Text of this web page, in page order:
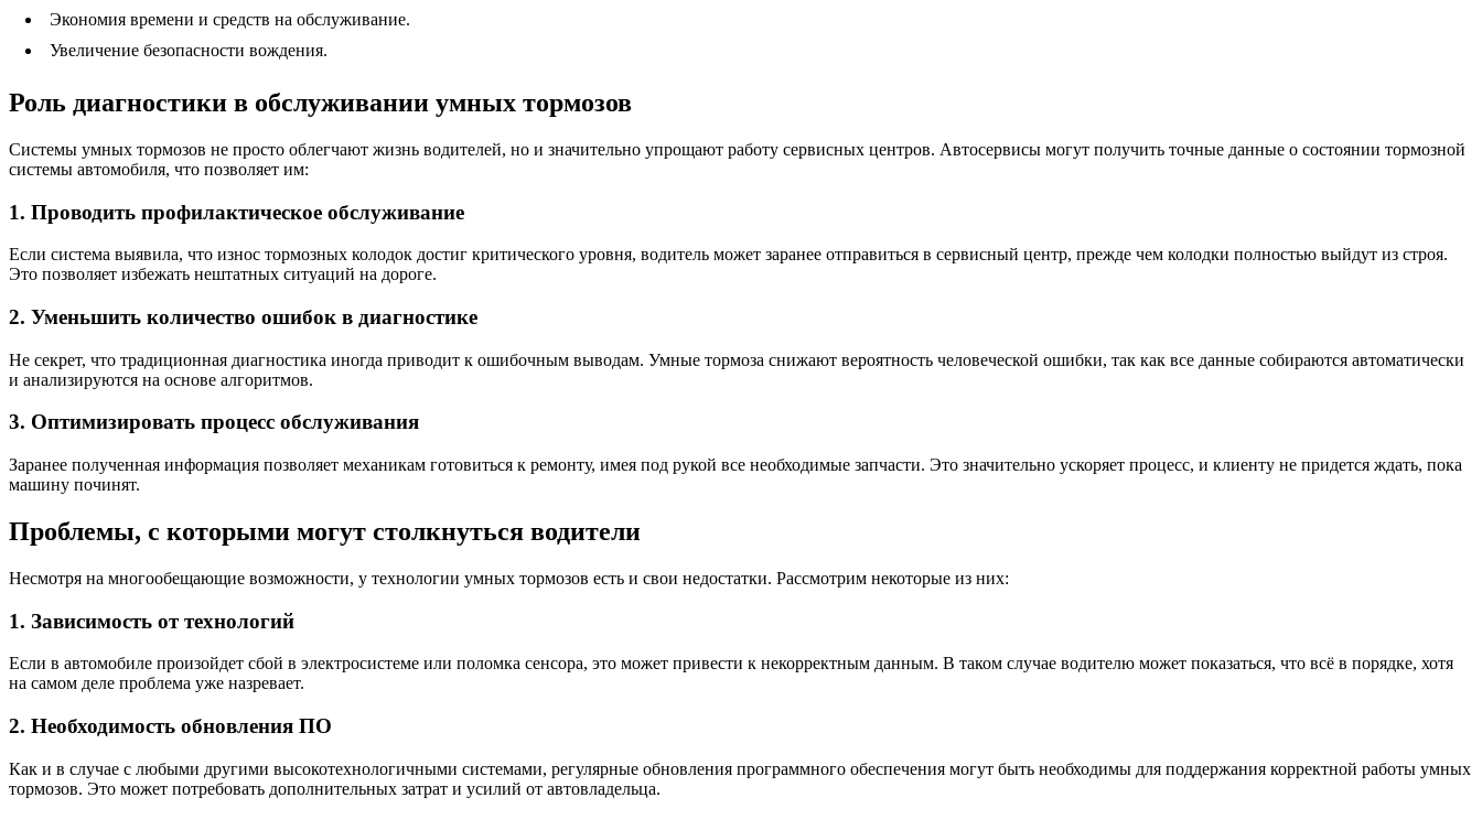
Экономия времени и средств на обслуживание.
Увеличение безопасности вождения.
Роль диагностики в обслуживании умных тормозов
Системы умных тормозов не просто облегчают жизнь водителей, но и значительно упрощают работу сервисных центров. Автосервисы могут получить точные данные о состоянии тормозной
системы автомобиля, что позволяет им:
1. Проводить профилактическое обслуживание
Если система выявила, что износ тормозных колодок достиг критического уровня, водитель может заранее отправиться в сервисный центр, прежде чем колодки полностью выйдут из строя.
Это позволяет избежать нештатных ситуаций на дороге.
2. Уменьшить количество ошибок в диагностике
Не секрет, что традиционная диагностика иногда приводит к ошибочным выводам. Умные тормоза снижают вероятность человеческой ошибки, так как все данные собираются автоматически
и анализируются на основе алгоритмов.
3. Оптимизировать процесс обслуживания
Заранее полученная информация позволяет механикам готовиться к ремонту, имея под рукой все необходимые запчасти. Это значительно ускоряет процесс, и клиенту не придется ждать, пока
машину починят.
Проблемы, с которыми могут столкнуться водители
Несмотря на многообещающие возможности, у технологии умных тормозов есть и свои недостатки. Рассмотрим некоторые из них:
1. Зависимость от технологий
Если в автомобиле произойдет сбой в электросистеме или поломка сенсора, это может привести к некорректным данным. В таком случае водителю может показаться, что всё в порядке, хотя
на самом деле проблема уже назревает.
2. Необходимость обновления ПО
Как и в случае с любыми другими высокотехнологичными системами, регулярные обновления программного обеспечения могут быть необходимы для поддержания корректной работы умных
тормозов. Это может потребовать дополнительных затрат и усилий от автовладельца.